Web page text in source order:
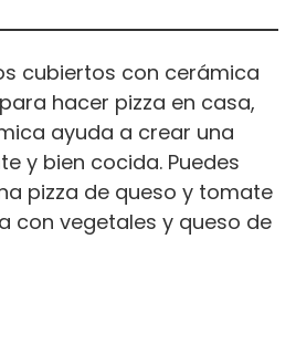
cubiertos con cerámica
hacer pizza en casa,
ayuda a crear una
y bien cocida. Puedes
pizza de queso y tomate
con vegetales y queso de